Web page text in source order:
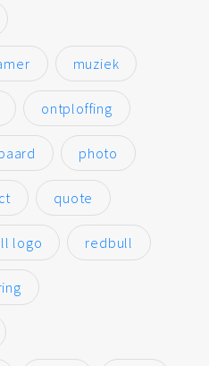
muziek
ontploffing
photo
quote
logo redbull